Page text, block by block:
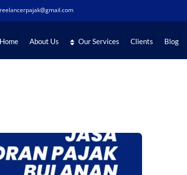
Home About Us Our Services Clients Blog